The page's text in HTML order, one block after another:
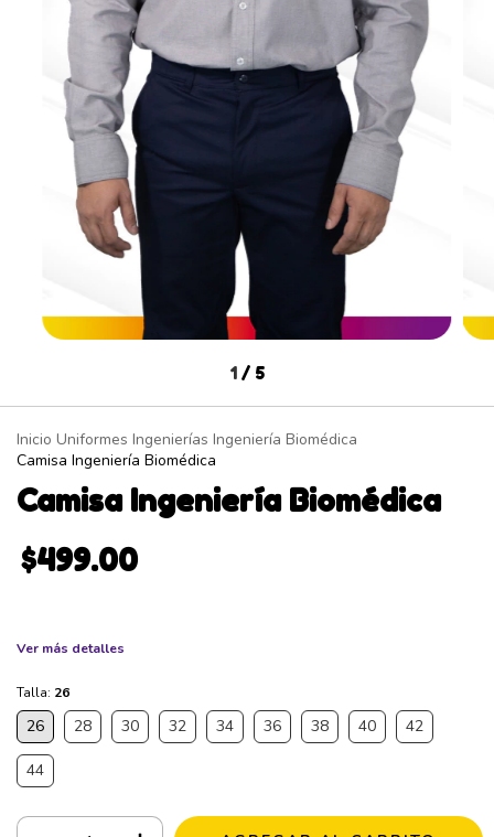
1 / 5
Inicio Uniformes Ingenierías Ingeniería Biomédica
Camisa Ingeniería Biomédica
Camisa Ingeniería Biomédica
$499.00
Ver más detalles
Talla: 26
26 28 30 32 34 36 38 40 42
44